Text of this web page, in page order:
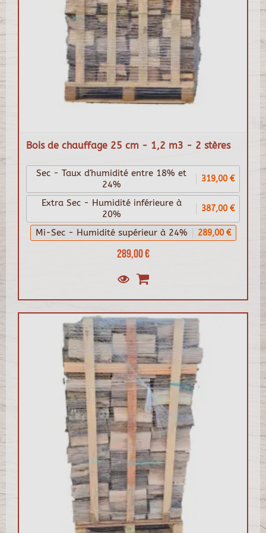
Bois de chauffage 25 cm - 1,2 m3 - 2 stères
289,00 €
Sec - Taux d'humidité entre 18% et
24%
319,00 €
Extra Sec - Humidité inférieure à
20%
387,00 €
Mi-Sec - Humidité supérieur à 24% 289,00 €